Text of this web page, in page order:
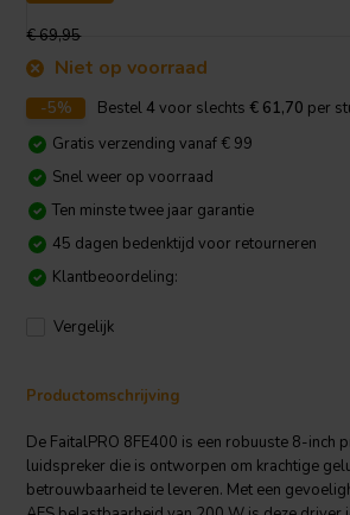
€ 69,95
Niet op voorraad
-5% Bestel4 voor slechts € 61,70 per
Gratis verzending vanaf € 99
Snel weer op voorraad
Ten minste twee jaar garantie
45 dagen bedenktijd voor retourneren
Klantbeoordeling:
Vergelijk
Productomschrijving
De FaitalPRO 8FE400 is een robuuste 8-inch
luidspreker die is ontworpen om krachtige
betrouwbaarheid te leveren. Met een